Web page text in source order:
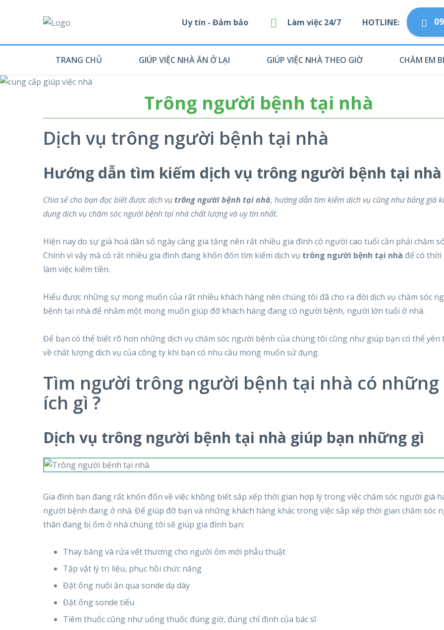
Uy tín - Đảm bảo Làm việc 24/7 HOTLINE:
TRANG CHỦ GIÚP VIỆC NHÀ ĂN Ở LẠI GIÚP VIỆC NHÀ THEO GIỜ CHĂM EM
Trông người bệnh tại nhà
Dịch vụ trông người bệnh tại nhà
Hướng dẫn tìm kiếm dịch vụ trông người bệnh tại nhà
Chia sẻ cho bạn đọc biết được dịch vụtrông người bệnh tại nhà, hướng dẫn tìm kiếm dịch vụ cũng như bảng giá
dụng dịch vụ chăm sóc người bệnh tại nhà chất lượng và uy tín nhất.
Hiện nay do sự già hoá dân số ngày càng gia tăng nên rất nhiều gia đình có người cao tuổi cần phải chăm
Chính vì vậy mà có rất nhiều gia đình đang khốn đốn tìm kiếm dịch vụ trông người bệnh tại nhà để có thời
làm việc kiếm tiền.
Hiểu được những sự mong muốn của rất nhiều khách hàng nên chúng tôi đã cho ra đời dịch vụ chăm sóc
bệnh tại nhà để nhằm một mong muốn giúp đỡ khách hàng đang có người bệnh, người lớn tuổi ở nhà.
Để bạn có thể biết rõ hơn những dịch vụ chăm sóc người bệnh của chúng tôi cũng như giúp bạn có thể yên
về chất lượng dịch vụ của công ty khi bạn có nhu cầu mong muốn sử dụng.
Tìm người trông người bệnh tại nhà có những
ích gì ?
Dịch vụ trông người bệnh tại nhà giúp bạn những gì
Gia đình bạn đang rất khốn đốn về việc không biết sắp xếp thời gian hợp lý trong việc chăm sóc người già
người bệnh đang ở nhà. Để giúp đỡ bạn và những khách hàng khác trong việc sắp xếp thời gian chăm sóc
thân đang bị ốm ở nhà chúng tôi sẽ giúp gia đình bạn:
Thay băng và rửa vết thương cho người ốm mới phẫu thuật
Tập vật lý trị liệu, phục hồi chức năng
Đặt ống nuôi ăn qua sonde dạ dày
Đặt ống sonde tiểu
Tiêm thuốc cũng như uống thuốc đúng giờ, đúng chỉ định của bác sĩ